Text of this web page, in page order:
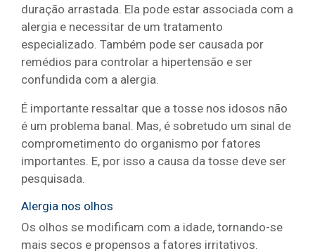
duração arrastada. Ela pode estar associada com a
alergia e necessitar de um tratamento
especializado. Também pode ser causada por
remédios para controlar a hipertensão e ser
confundida com a alergia.
É importante ressaltar que a tosse nos idosos não
é um problema banal. Mas, é sobretudo um sinal de
comprometimento do organismo por fatores
importantes. E, por isso a causa da tosse deve ser
pesquisada.
Alergia nos olhos
Os olhos se modificam com a idade, tornando-se
mais secos e propensos a fatores irritativos.